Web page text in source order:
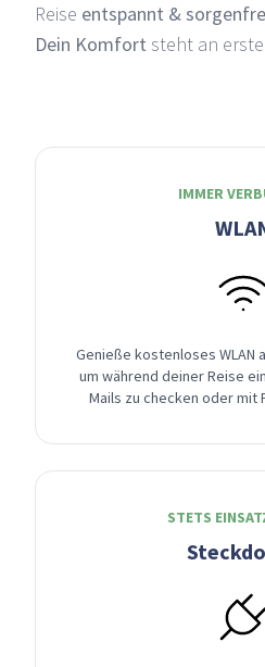
Reise entspannt &
Dein Komfort steht an
IMMER
Genieße kostenloses WLAN
um während deiner Reise
Mails zu checken oder mit
STETS